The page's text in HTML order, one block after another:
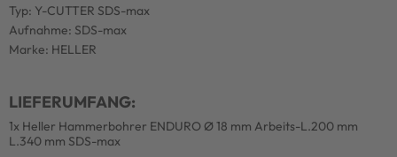
Typ: Y-CUTTER SDS-max
Aufnahme: SDS-max
Marke: HELLER
LIEFERUMFANG:
1x Heller Hammerbohrer ENDURO Ø 18 mm Arbeits-L.200 mm
L.340 mm SDS-max